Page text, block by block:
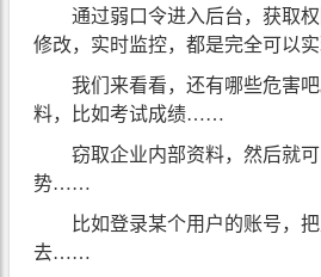
通过弱口令进入后台，获取
修改，实时监控，都是完全可以实
我们来看看，还有哪些危害
料，比如考试成绩……
窃取企业内部资料，然后就
势……
比如登录某个用户的账号，
去……